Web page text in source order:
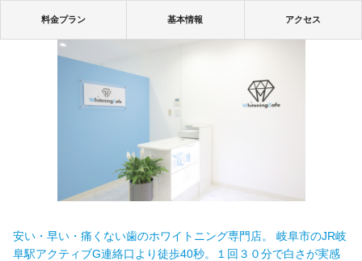
料金プラン 基本情報 アクセス
安い・早い・痛くない歯のホワイトニング専門店。 岐阜市のJR岐
阜駅アクティブG連絡口より徒歩40秒。１回３０分で白さが実感